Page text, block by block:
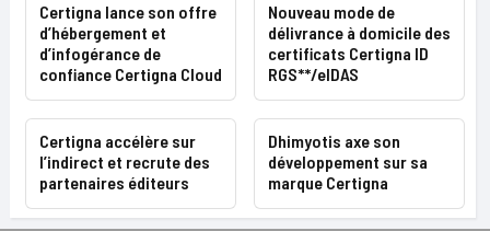
Certigna lance son offre
d’hébergement et
d’infogérance de
confiance Certigna Cloud
Nouveau mode de
délivrance à domicile des
certificats Certigna ID
RGS**/eIDAS
Certigna accélère sur
l’indirect et recrute des
partenaires éditeurs
Dhimyotis axe son
développement sur sa
marque Certigna